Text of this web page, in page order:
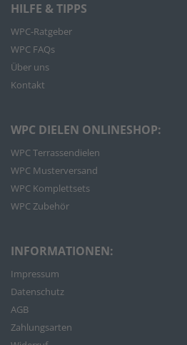
HILFE & TIPPS
WPC-Ratgeber
WPC FAQs
Über uns
Kontakt
WPC DIELEN ONLINESHOP:
WPC Terrassendielen
WPC Musterversand
WPC Komplettsets
WPC Zubehör
INFORMATIONEN:
Impressum
Datenschutz
AGB
Zahlungsarten